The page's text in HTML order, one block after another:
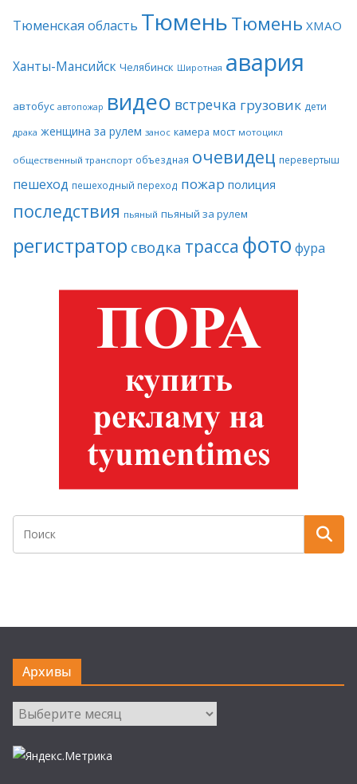
Тюменская область ТюменьТюмень ХМАО
Ханты-Мансийск Челябинск Широтная авария
автобус автопожар видео встречка грузовик дети
драка женщина за рулем занос камера мост мотоцикл
общественный транспорт объездная очевидец перевертыш
пешеход пешеходный переход пожар полиция
последствия пьяный пьяный за рулем
регистратор сводка трасса фото фура
Архивы
Архивы